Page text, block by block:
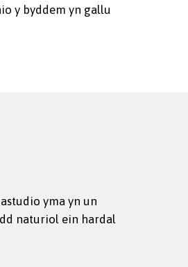
y byddem yn gallu
yma yn un
naturiol ein hardal